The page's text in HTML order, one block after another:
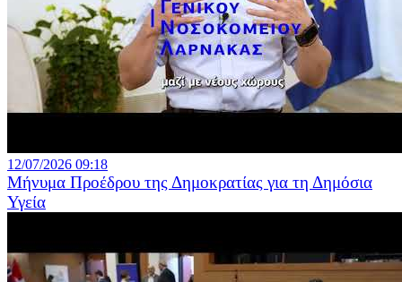
12/07/2026 09:18
Μήνυμα Προέδρου της Δημοκρατίας για τη Δημόσια
Υγεία